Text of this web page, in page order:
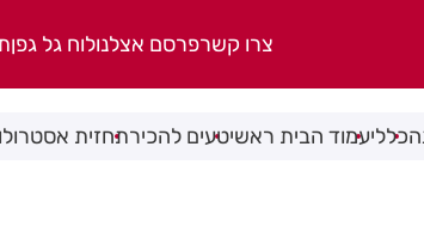
צרו קשרפרסם אצלנולוח גל גפן
כלליעמוד הבית ראשיטעים להכירתחזית